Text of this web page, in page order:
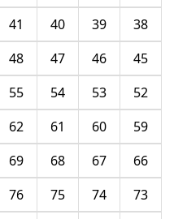
38
39
40
41
45
46
47
48
52
53
54
55
59
60
61
62
66
67
68
69
73
74
75
76